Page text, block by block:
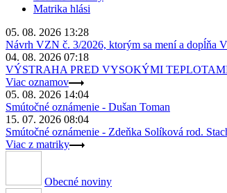
Matrika hlási
05. 08. 2026 13:28
Návrh VZN č. 3/2026, ktorým sa mení a dopĺňa
04. 08. 2026 07:18
VÝSTRAHA PRED VYSOKÝMI
Viac oznamov
05. 08. 2026 14:04
Smútočné oznámenie - Dušan Toman
15. 07. 2026 08:04
Smútočné oznámenie - Zdeňka Solíková rod.
Viac z matriky
Obecné noviny